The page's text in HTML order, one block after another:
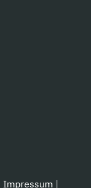
Impressum |